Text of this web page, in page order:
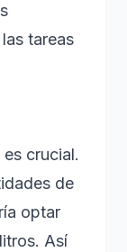
tareas
crucial.
de
optar
Así